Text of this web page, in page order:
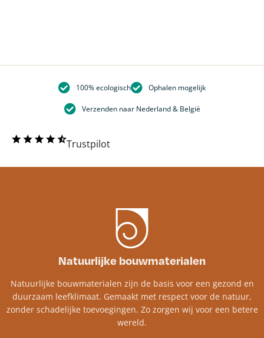
100% ecologisch Ophalen mogelijk
Verzenden naar Nederland & België
Trustpilot
Natuurlijke bouwmaterialen
Natuurlijke bouwmaterialen zijn de basis voor een gezond en
duurzaam leefklimaat. Gemaakt met respect voor de natuur,
zonder schadelijke toevoegingen. Zo zorgen wij voor een betere
wereld.